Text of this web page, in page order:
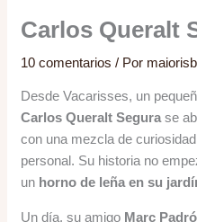
Carlos Queralt
10 comentarios / Por
Desde Vacarisses, un
Carlos Queralt Segura se
con una mezcla de
personal. Su historia no
un horno de leña en su
Un día, su amigo Marc Padró